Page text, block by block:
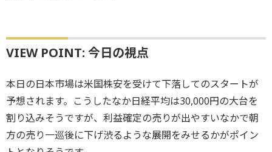
VIEW POINT: 今日の視点
本日の日本市場は米国株安を受けて下落してのスタートが
予想されます。こうしたなか日経平均は30,000円の大台を
割り込みそうですが、利益確定の売りが出やすいなかで朝
方の売り一巡後に下げ渋るような展開をみせるかがポイン